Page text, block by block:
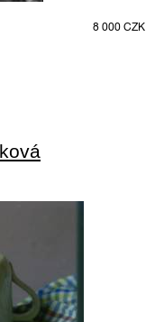
8 000 CZK